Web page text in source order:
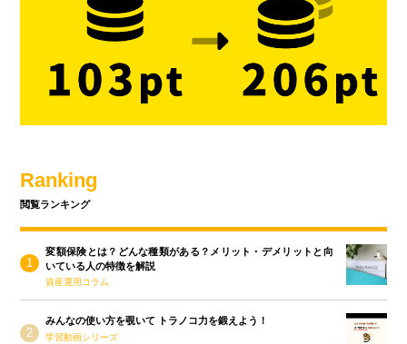
Ranking
閲覧ランキング
変額保険とは？どんな種類がある？メリット・デメリットと向
いている人の特徴を解説
資産運用コラム
みんなの使い方を覗いて トラノコ力を鍛えよう！
学習動画シリーズ